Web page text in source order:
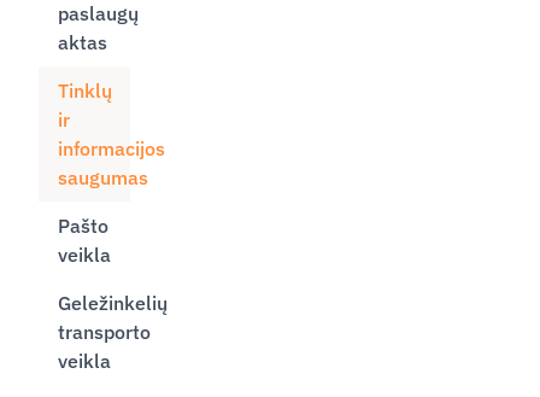
paslaugų
aktas
Tinklų
ir
informacijos
saugumas
Pašto
veikla
Geležinkelių
transporto
veikla